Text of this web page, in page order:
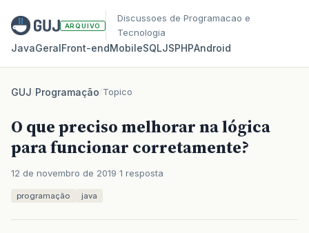
ARQUIVO
Discussoes de Programacao e
Tecnologia
JavaGeralFront‑endMobileSQLJSPHPAndroid
GUJ/Programação/Topico
O que preciso melhorar na lógica
para funcionar corretamente?
12 de novembro de 2019 1 resposta
programação java